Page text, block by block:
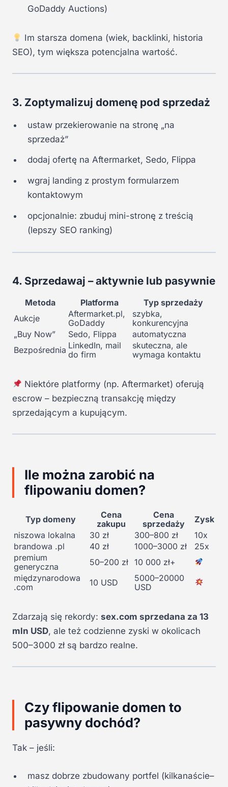
GoDaddy Auctions)
Im starsza domena (wiek, backlinki, historia
SEO), tym większa potencjalna wartość.
3. Zoptymalizuj domenę pod sprzedaż
ustaw przekierowanie na stronę „na
sprzedaż”
dodaj ofertę na Aftermarket, Sedo, Flippa
wgraj landing z prostym formularzem
kontaktowym
opcjonalnie: zbuduj mini-stronę z treścią
(lepszy SEO ranking)
4. Sprzedawaj – aktywnie lub pasywnie
Metoda Platforma
Typ sprzedaży
Aukcje
Aftermarket.pl,
GoDaddy
szybka,
konkurencyjna
„Buy Now”
Sedo, Flippa
automatyczna
Bezpośrednia LinkedIn, mail
do firm
skuteczna, ale
wymaga kontaktu
Niektóre platformy (np. Aftermarket) oferują
escrow – bezpieczną transakcję między
sprzedającym a kupującym.
Ile można zarobić na
flipowaniu domen?
Typ domeny
Cena
zakupu
Cena
sprzedaży
Zysk
niszowa lokalna
30 zł 300–800 zł
10x
brandowa .pl
40 zł 1000–3000 zł
25x
premium
generyczna
50–200 zł 10 000 zł+
międzynarodowa
.com
10 USD
5000–20000
USD
Zdarzają się rekordy: sex.com sprzedana za 13
mln USD, ale też codzienne zyski w okolicach
500–3000 zł są bardzo realne.
Czy flipowanie domen to
pasywny dochód?
Tak – jeśli:
masz dobrze zbudowany portfel (kilkanaście–